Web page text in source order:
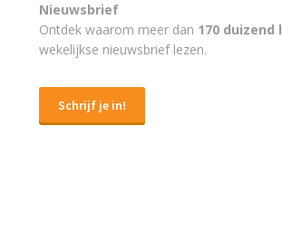
Nieuwsbrief
Ontdek waarom meer dan 170 duizend
wekelijkse nieuwsbrief lezen.
Schrijf je in!